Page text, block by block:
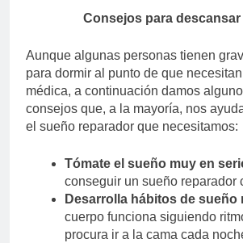
Consejos para descansar
Aunque algunas personas tienen
para dormir al punto de que
médica, a continuación damos
consejos que, a la mayoría, nos
el sueño reparador que necesitamos:
Tómate el sueño muy en
conseguir un sueño reparador
Desarrolla hábitos de sueño
cuerpo funciona siguiendo
procura ir a la cama cada